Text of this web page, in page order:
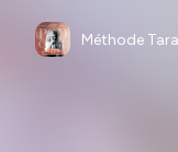
Méthode